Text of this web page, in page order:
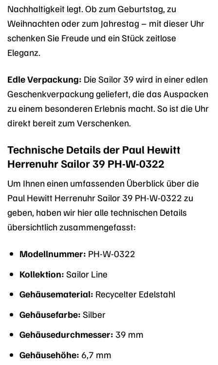
Nachhaltigkeit legt. Ob zum Geburtstag, zu
Weihnachten oder zum Jahrestag – mit dieser Uhr
schenken Sie Freude und ein Stück zeitlose
Eleganz.
Edle Verpackung: Die Sailor 39 wird in einer edlen
Geschenkverpackung geliefert, die das Auspacken
zu einem besonderen Erlebnis macht. So ist die Uhr
direkt bereit zum Verschenken.
Technische Details der Paul Hewitt
Herrenuhr Sailor 39 PH-W-0322
Um Ihnen einen umfassenden Überblick über die
Paul Hewitt Herrenuhr Sailor 39 PH-W-0322 zu
geben, haben wir hier alle technischen Details
übersichtlich zusammengefasst:
Modellnummer: PH-W-0322
Kollektion: Sailor Line
Gehäusematerial: Recycelter Edelstahl
Gehäusefarbe: Silber
Gehäusedurchmesser: 39 mm
Gehäusehöhe: 6,7 mm